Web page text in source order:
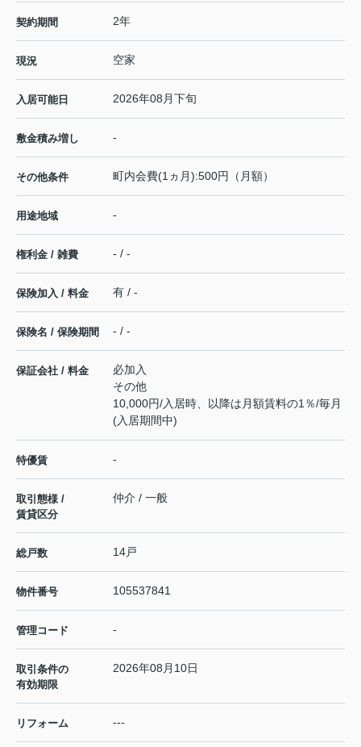
契約期間 2年
現況 空家
入居可能日 2026年08月下旬
敷金積み増し -
その他条件 町内会費(1ヵ月):500円（月額）
用途地域 -
権利金 / 雑費 - / -
保険加入 / 料金 有 / -
保険名 / 保険期間 - / -
保証会社 / 料金
必加入
その他
10,000円/入居時、以降は月額賃料の1％/毎月
(入居期間中)
特優賃 -
取引態様 /
賃貸区分
仲介 / 一般
総戸数 14戸
物件番号 105537841
管理コード -
取引条件の
有効期限
2026年08月10日
リフォーム ---